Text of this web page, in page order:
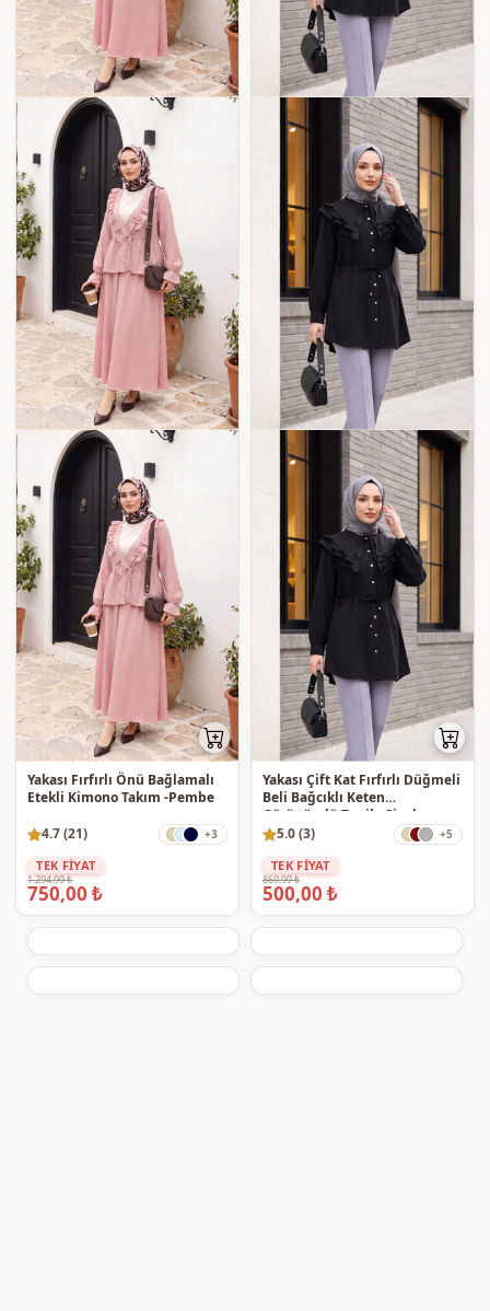
Yakası Fırfırlı Önü Bağlamalı
Etekli Kimono Takım -Pembe
4.7 (21)
+3
TEK FİYAT
1.294,99 ₺
750,00 ₺
Yakası Çift Kat Fırfırlı Düğmeli
Beli Bağcıklı Keten
Görünümlü Tunik -Siyah
5.0 (3)
+5
TEK FİYAT
869,99 ₺
500,00 ₺